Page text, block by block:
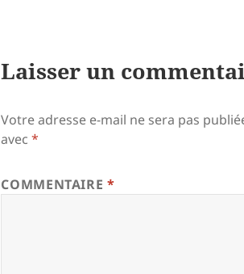
Laisser un
Votre adresse e-mail ne sera pas
avec*
COMMENTAIRE*